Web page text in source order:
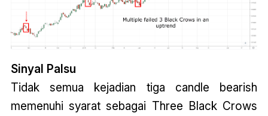
Sinyal Palsu
Tidak semua kejadian tiga candle bearish
memenuhi syarat sebagai Three Black Crows